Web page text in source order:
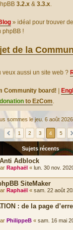
3.2.x & 3.3.x.
» idéal pour trouver
phpBB !
de la
veux aussi un site web ?
Community board!
to EzCom.
sommes le jeu. 6 août
1 2 3 4 5
Sujets récents
Adblock
Raphaël « lun. 30 nov.
SiteMaker
Raphaël « sam. 22 août
: de la page
PhilippeB « sam. 16 mai